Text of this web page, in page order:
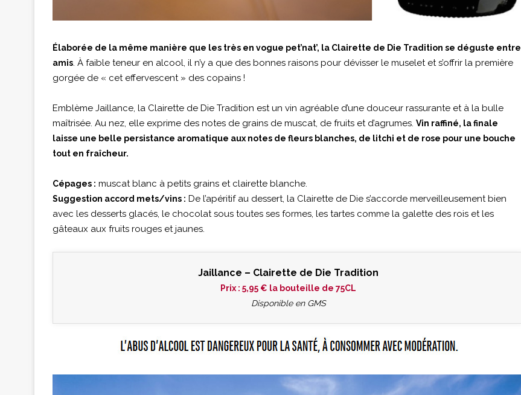
Élaborée de la même manière que les très en vogue pet’nat’, la Clairette de Die Tradition se déguste entre
amis. À faible teneur en alcool, il n’y a que des bonnes raisons pour dévisser le muselet et s’offrir la première
gorgée de « cet effervescent » des copains !
Emblème Jaillance, la Clairette de Die Tradition est un vin agréable d’une douceur rassurante et à la bulle
maîtrisée. Au nez, elle exprime des notes de grains de muscat, de fruits et d’agrumes. Vin raffiné, la finale
laisse une belle persistance aromatique aux notes de fleurs blanches, de litchi et de rose pour une bouche
tout en fraîcheur.
Cépages : muscat blanc à petits grains et clairette blanche.
Suggestion accord mets/vins : De l’apéritif au dessert, la Clairette de Die s’accorde merveilleusement bien
avec les desserts glacés, le chocolat sous toutes ses formes, les tartes comme la galette des rois et les
gâteaux aux fruits rouges et jaunes.
Jaillance – Clairette de Die Tradition
Prix : 5,95 € la bouteille de 75CL
Disponible en GMS